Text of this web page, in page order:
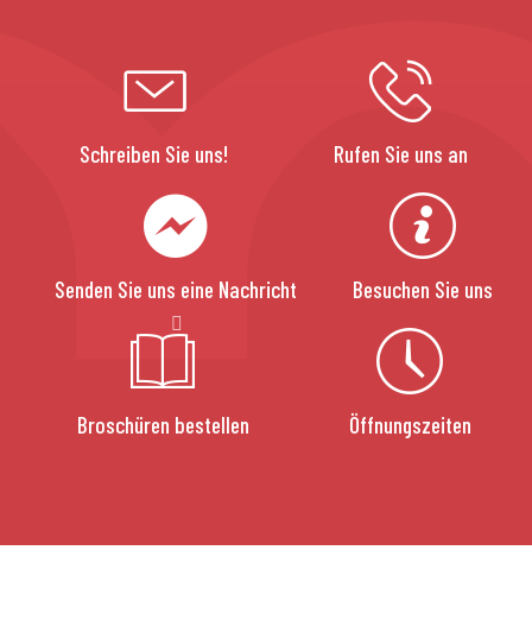
Schreiben Sie uns! Rufen Sie uns an
Senden Sie uns eine Nachricht Besuchen Sie uns
Broschüren bestellen Öffnungszeiten